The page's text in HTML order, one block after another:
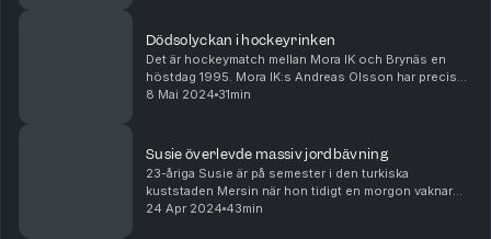
Dödsolyckan i hockeyrinken
Det är hockeymatch mellan Mora IK och Brynäs en
höstdag 1995. Mora IK:s Andreas Olsson har precis
fått pucken när han träffas av en tackling som får hans
8 Mai 2024 31min
Susie överlevde massiv jordbävning
23-åriga Susie är på semester i den turkiska
kuststaden Mersin när hon tidigt en morgon vaknar
upp av att allt runt omkring henne börjar skaka.
24 Apr 2024 43min